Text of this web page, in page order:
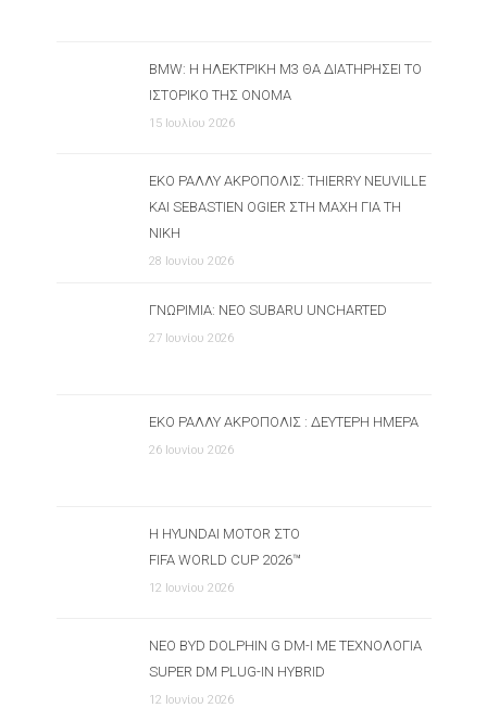
BMW: Η ΗΛΕΚΤΡΙΚΉ M3 ΘΑ ΔΙΑΤΗΡΉΣΕΙ ΤΟ
ΙΣΤΟΡΙΚΌ ΤΗΣ ΌΝΟΜΑ
15 Ιουλίου 2026
ΕΚΟ ΡΆΛΛΥ ΑΚΡΌΠΟΛΙΣ: THIERRY NEUVILLE
ΚΑΙ SEBASTIEN OGIER ΣΤΗ ΜΆΧΗ ΓΙΑ ΤΗ
ΝΊΚΗ
28 Ιουνίου 2026
ΓΝΩΡΙΜΊΑ: ΝΈΟ SUBARU UNCHARTED
27 Ιουνίου 2026
ΕΚΟ ΡΆΛΛΥ ΑΚΡΌΠΟΛΙΣ : ΔΕΎΤΕΡΗ ΗΜΈΡΑ
26 Ιουνίου 2026
Η HYUNDAI MOTOR ΣΤΟ
FIFA WORLD CUP 2026™
12 Ιουνίου 2026
ΝΈΟ BYD DOLPHIN G DM-I ΜΕ ΤΕΧΝΟΛΟΓΊΑ
SUPER DM PLUG-IN HYBRID
12 Ιουνίου 2026